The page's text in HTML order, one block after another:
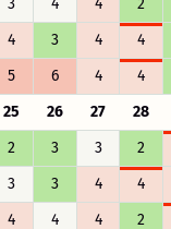
3 4 4 2
4 3 4 4
5 6 4 4
25 26 27 28
2 3 3 2
3 3 4 4
4 4 4 2